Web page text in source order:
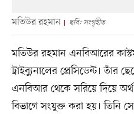
মতিউর রহমান ছবি: সংগৃহীত
মতিউর রহমান এনবিআরের
ট্রাইব্যুনালের প্রেসিডেন্ট। তাঁর
এনবিআর থেকে সরিয়ে দিয়ে অর্থ
বিভাগে সংযুক্ত করা হয়। তিনি